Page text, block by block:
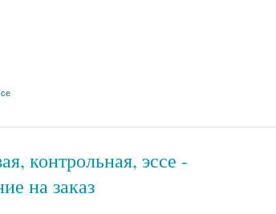
контрольная, эссе -
на заказ